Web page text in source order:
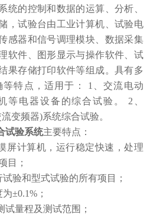
统的控制和数据的运算、分析、
，试验台由工业计算机、试验电
感器和信号调理模块、数据采集
软件、图形显示与操作软件、试
果存储打印软件等组成。具有多
特点，适用于：
1、交流电动
等电器设备的综合试验。 2、
变频器)系统综合试验。
试验系统主要特点：
屏计算机，运行稳定快速，处理
目；
验和型式试验的所有项目；
±0.1%；
量程及测试范围；